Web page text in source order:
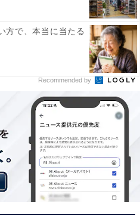
方で、本当に当たる
Recommended by